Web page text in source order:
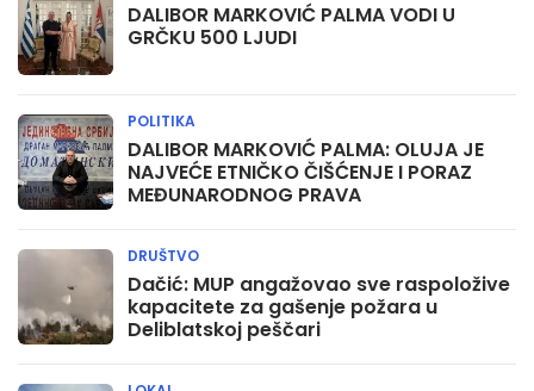
DALIBOR MARKOVIĆ PALMA VODI U
GRČKU 500 LJUDI
DALIBOR MARKOVIĆ PALMA: OLUJA JE
NAJVEĆE ETNIČKO ČIŠĆENJE I PORAZ
MEĐUNARODNOG PRAVA
POLITIKA
Dačić: MUP angažovao sve raspoložive
kapacitete za gašenje požara u
Deliblatskoj peščari
DRUŠTVO